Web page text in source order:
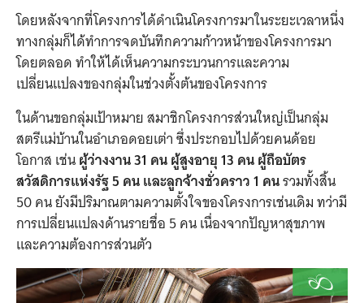
โดยหลังจากที่โครงการได้ดำเนินโครงการมาในระยะเวลาหนึ่ง
ทางกลุ่มก็ได้ทำการจดบันทึกความก้าวหน้าของโครงการมา
โดยตลอด ทำให้ได้เห็นความกระบวนการและความ
เปลี่ยนแปลงของกลุ่มในช่วงตั้งต้นของโครงการ
ในด้านขอกลุ่มเป้าหมาย สมาชิกโครงการส่วนใหญ่เป็นกลุ่ม
สตรีแม่บ้านในอำเภอดอยเต่า ซึ่งประกอบไปด้วยคนด้อย
โอกาส เช่นผู้ว่างงาน 31 คน ผู้สูงอายุ 13 คน ผู้ถือบัตร
สวัสดิการแห่งรัฐ 5 คน และลูกจ้างชั่วคราว 1 คนรวมทั้งสิ้น
50 คน ยังมีปริมาณตามความตั้งใจของโครงการเช่นเดิม ทว่ามี
การเปลี่ยนแปลงด้านรายชื่อ 5 คน เนื่องจากปัญหาสุขภาพ
และความต้องการส่วนตัว